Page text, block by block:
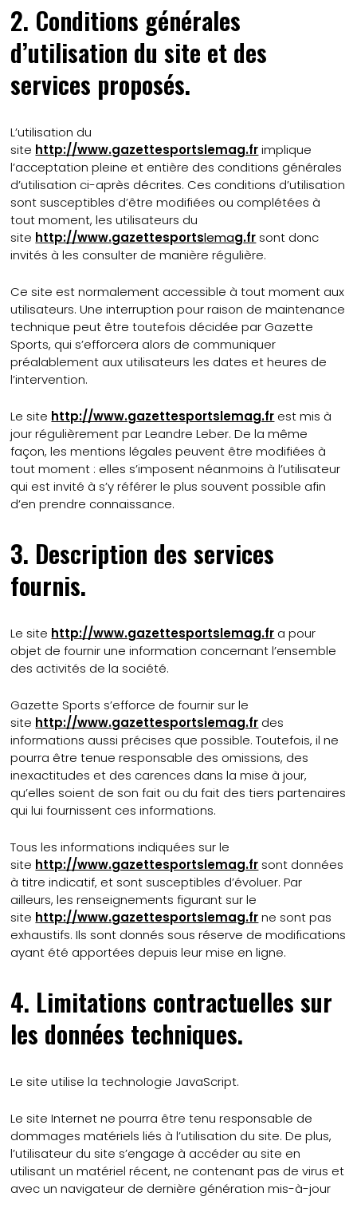
2. Conditions générales
d’utilisation du site et des
services proposés.
L’utilisation du
site http://www.gazettesportslemag.frimplique
l’acceptation pleine et entière des conditions générales
d’utilisation ci-après décrites. Ces conditions d’utilisation
sont susceptibles d’être modifiées ou complétées à
tout moment, les utilisateurs du
site http://www.gazettesportslemag.fr sont donc
invités à les consulter de manière régulière.
Ce site est normalement accessible à tout moment aux
utilisateurs. Une interruption pour raison de maintenance
technique peut être toutefois décidée par Gazette
Sports, qui s’efforcera alors de communiquer
préalablement aux utilisateurs les dates et heures de
l’intervention.
Le site http://www.gazettesportslemag.fr est mis à
jour régulièrement par Leandre Leber. De la même
façon, les mentions légales peuvent être modifiées à
tout moment : elles s’imposent néanmoins à l’utilisateur
qui est invité à s’y référer le plus souvent possible afin
d’en prendre connaissance.
3. Description des services
fournis.
Le site http://www.gazettesportslemag.fr a pour
objet de fournir une information concernant l’ensemble
des activités de la société.
Gazette Sports s’efforce de fournir sur le
site http://www.gazettesportslemag.fr des
informations aussi précises que possible. Toutefois, il ne
pourra être tenue responsable des omissions, des
inexactitudes et des carences dans la mise à jour,
qu’elles soient de son fait ou du fait des tiers partenaires
qui lui fournissent ces informations.
Tous les informations indiquées sur le
site http://www.gazettesportslemag.fr sont données
à titre indicatif, et sont susceptibles d’évoluer. Par
ailleurs, les renseignements figurant sur le
site http://www.gazettesportslemag.frne sont pas
exhaustifs. Ils sont donnés sous réserve de modifications
ayant été apportées depuis leur mise en ligne.
4. Limitations contractuelles sur
les données techniques.
Le site utilise la technologie JavaScript.
Le site Internet ne pourra être tenu responsable de
dommages matériels liés à l’utilisation du site. De plus,
l’utilisateur du site s’engage à accéder au site en
utilisant un matériel récent, ne contenant pas de virus et
avec un navigateur de dernière génération mis-à-jour